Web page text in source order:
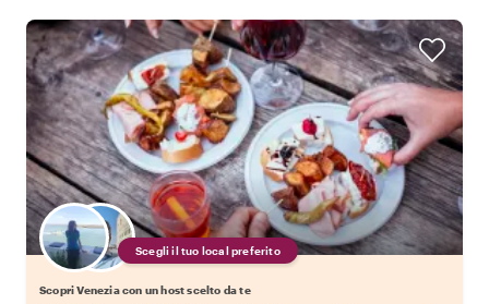
Scegli il tuo local preferito
Scopri Venezia con un host scelto da te